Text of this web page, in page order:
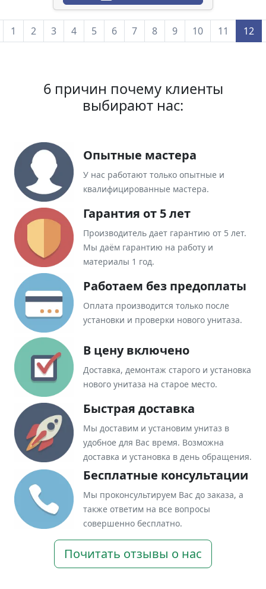
1 2 3 4 5 6 7 8 9 10 11 12
6 причин почему клиенты
выбирают нас:
Опытные мастера
У нас работают только опытные и
квалифицированные мастера.
Гарантия от 5 лет
Производитель дает гарантию от 5 лет.
Мы даём гарантию на работу и
материалы 1 год.
Работаем без предоплаты
Оплата производится только после
установки и проверки нового унитаза.
В цену включено
Доставка, демонтаж старого и установка
нового унитаза на старое место.
Быстрая доставка
Мы доставим и установим унитаз в
удобное для Вас время. Возможна
доставка и установка в день обращения.
Бесплатные консультации
Мы проконсультируем Вас до заказа, а
также ответим на все вопросы
совершенно бесплатно.
Почитать отзывы о нас